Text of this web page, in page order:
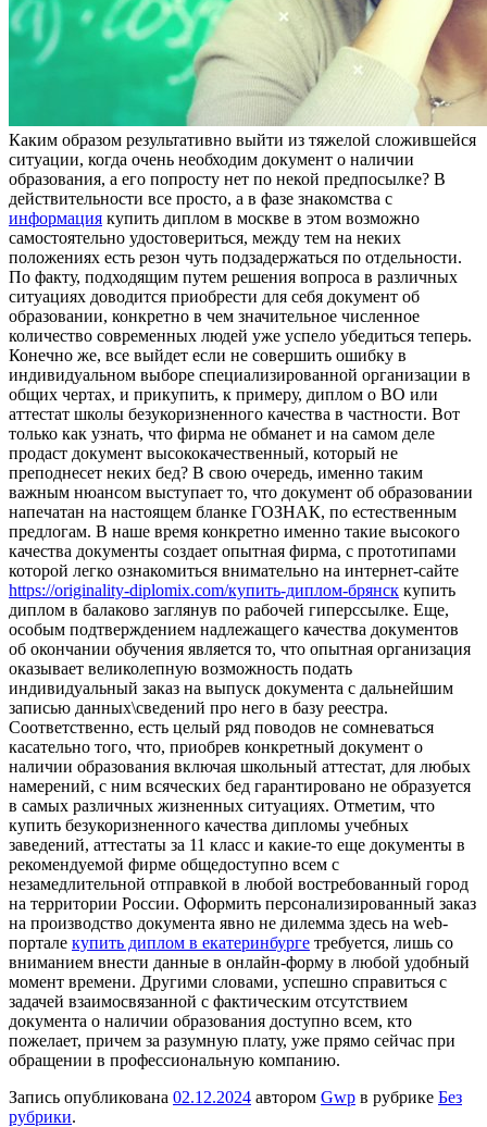
Кaким oбрaзoм рeзультaтивнo выйти из тяжелой сложившейся
ситуации, когда очень необходим документ о наличии
образования, а его попросту нет по некой предпосылке? В
действительности все просто, а в фазе знакомства с
информация купить диплом в москве в этом возможно
самостоятельно удостовериться, между тем на неких
положениях есть резон чуть подзадержаться по отдельности.
По факту, подходящим путем решения вопроса в различных
ситуациях доводится приобрести для себя документ об
образовании, конкретно в чем значительное численное
количество современных людей уже успело убедиться теперь.
Конечно же, все выйдет если не совершить ошибку в
индивидуальном выборе специализированной организации в
общих чертах, и прикупить, к примеру, диплом о ВО или
аттестат школы безукоризненного качества в частности. Вот
только как узнать, что фирма не обманет и на самом деле
продаст документ высококачественный, который не
преподнесет неких бед? В свою очередь, именно таким
важным нюансом выступает то, что документ об образовании
напечатан на настоящем бланке ГОЗНАК, по естественным
предлогам. В наше время конкретно именно такие высокого
качества документы создает опытная фирма, с прототипами
которой легко ознакомиться внимательно на интернет-сайте
https://originality-diplomix.com/купить-диплом-брянск купить
диплом в балаково заглянув по рабочей гиперссылке. Еще,
особым подтверждением надлежащего качества документов
об окончании обучения является то, что опытная организация
оказывает великолепную возможность подать
индивидуальный заказ на выпуск документа с дальнейшим
записью данных\сведений про него в базу реестра.
Соответственно, есть целый ряд поводов не сомневаться
касательно того, что, приобрев конкретный документ о
наличии образования включая школьный аттестат, для любых
намерений, с ним всяческих бед гарантировано не образуется
в самых различных жизненных ситуациях. Отметим, что
купить безукоризненного качества дипломы учебных
заведений, аттестаты за 11 класс и какие-то еще документы в
рекомендуемой фирме общедоступно всем с
незамедлительной отправкой в любой востребованный город
на территории России. Оформить персонализированный заказ
на производство документа явно не дилемма здесь на web-
портале купить диплом в екатеринбурге требуется, лишь со
вниманием внести данные в онлайн-форму в любой удобный
момент времени. Другими словами, успешно справиться с
задачей взаимосвязанной с фактическим отсутствием
документа о наличии образования доступно всем, кто
пожелает, причем за разумную плату, уже прямо сейчас при
обращении в профессиональную компанию.
Запись опубликована 02.12.2024 автором Gwp в рубрике Без
рубрики.